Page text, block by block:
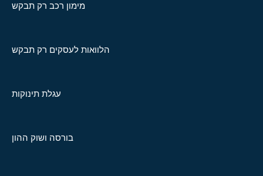
מימון רכב רק תבקש
הלוואות לעסקים רק תבקש
עגלת תינוקות
בורסה ושוק ההון